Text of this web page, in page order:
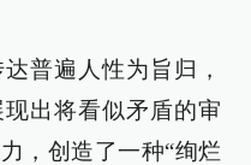
普遍人性为旨归，
出将看似矛盾的审
，创造了一种“绚烂